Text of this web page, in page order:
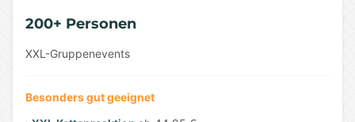
200+ Personen
XXL-Gruppenevents
Besonders gut geeignet